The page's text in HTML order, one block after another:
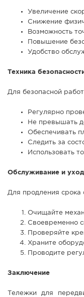
Увеличение
Снижение
Возможность
Повышение
Удобство
Техника
Для безопасной
Регулярно
Не превышать
Обеспечивать
Следить за
Использовать
Обслуживание и уход
Для продления срока
Очищайте
Своевременно
Проверяйте
Храните
Проводите
Заключение
Тележки для